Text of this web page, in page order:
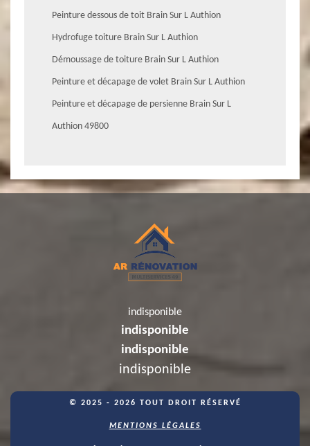
Peinture dessous de toit Brain Sur L Authion
Hydrofuge toiture Brain Sur L Authion
Démoussage de toiture Brain Sur L Authion
Peinture et décapage de volet Brain Sur L Authion
Peinture et décapage de persienne Brain Sur L
Authion 49800
indisponible
indisponible
indisponible
indisponible
© 2025 - 2026 TOUT DROIT RÉSERVÉ
MENTIONS LÉGALES